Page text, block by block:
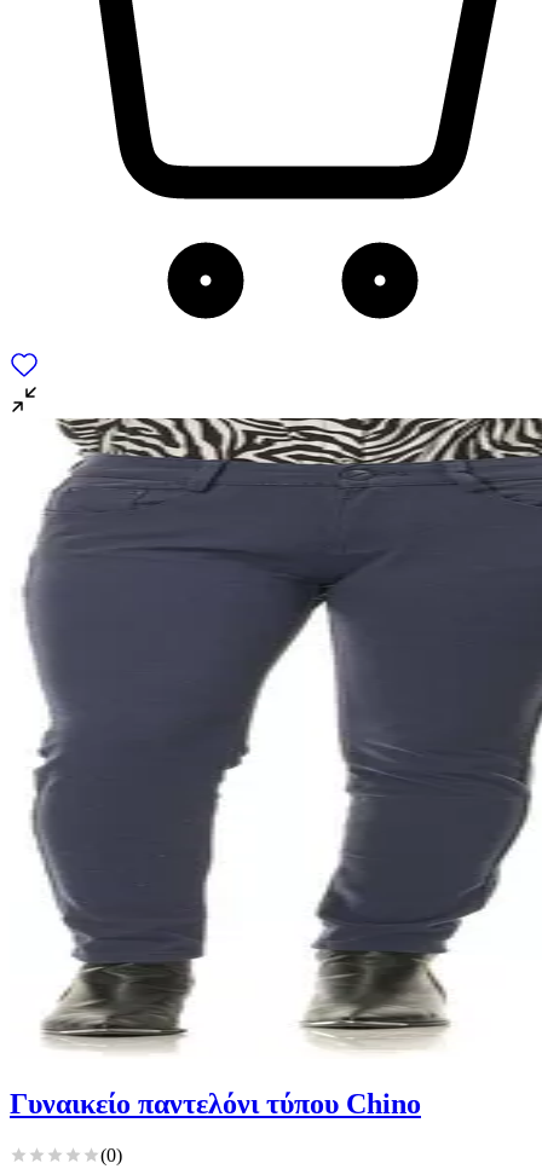
Γυναικείο παντελόνι τύπου Chino
(0)